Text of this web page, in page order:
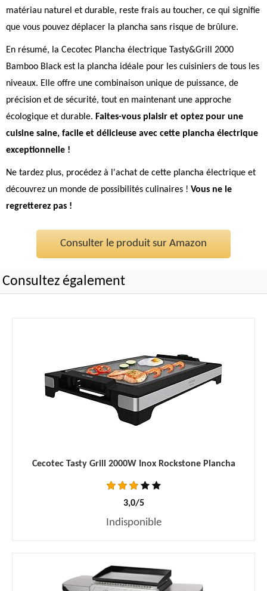
matériau naturel et durable, reste frais au toucher, ce qui signifie
que vous pouvez déplacer la plancha sans risque de brûlure.
En résumé, la Cecotec Plancha électrique Tasty&Grill 2000
Bamboo Black est la plancha idéale pour les cuisiniers de tous les
niveaux. Elle offre une combinaison unique de puissance, de
précision et de sécurité, tout en maintenant une approche
écologique et durable. Faites-vous plaisir et optez pour une
cuisine saine, facile et délicieuse avec cette plancha électrique
exceptionnelle !
Ne tardez plus, procédez à l'achat de cette plancha électrique et
découvrez un monde de possibilités culinaires ! Vous ne le
regretterez pas !
Consulter le produit sur Amazon
Consultez également
Cecotec Tasty Grill 2000W Inox Rockstone Plancha
3,0/5
Indisponible